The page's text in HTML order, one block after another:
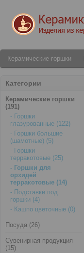
Керамические горшки
Категории
Керамические горшки
(191)
- Горшки
глазурованные (122)
- Горшки большие
(шамотные) (5)
- Горшки
терракотовые (25)
- Горшки для
орхидей
терракотовые (14)
- Подставки под
горшки (4)
- Кашпо цветочные (0)
Посуда (26)
Сувенирная продукция
(15)